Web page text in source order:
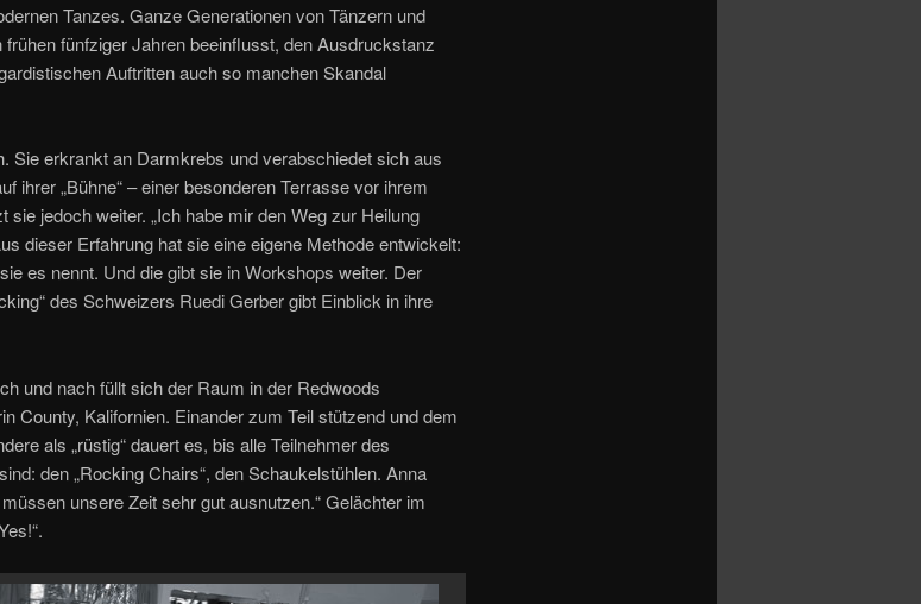
Tanzes. Ganze Generationen von Tänzern und
fünfziger Jahren beeinflusst, den Ausdruckstanz
Auftritten auch so manchen Skandal
Sie erkrankt an Darmkrebs und verabschiedet sich aus
ihrer „Bühne“ – einer besonderen Terrasse vor ihrem
sie jedoch weiter. „Ich habe mir den Weg zur Heilung
dieser Erfahrung hat sie eine eigene Methode entwickelt:
es nennt. Und die gibt sie in Workshops weiter. Der
des Schweizers Ruedi Gerber gibt Einblick in ihre
und nach füllt sich der Raum in der Redwoods
County, Kalifornien. Einander zum Teil stützend und dem
als „rüstig“ dauert es, bis alle Teilnehmer des
den „Rocking Chairs“, den Schaukelstühlen. Anna
unsere Zeit sehr gut ausnutzen.“ Gelächter im